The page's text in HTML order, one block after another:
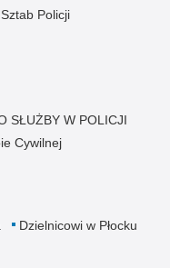
Policji
SŁUŻBY W POLICJI
Cywilnej
Dzielnicowi w Płocku